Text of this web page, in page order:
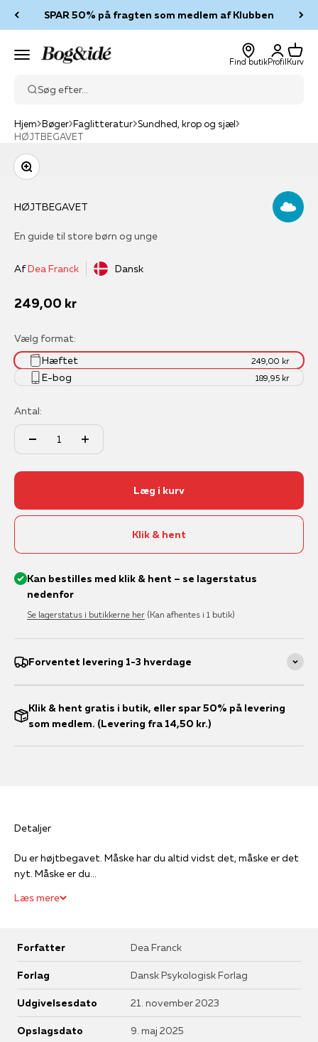
SPAR 50% på fragten som medlem af Klubben
Menu Bog & idé
Find butik
Log ind
Profil
Kurv
Kurv
Søg efter...
Hjem Bøger Faglitteratur Sundhed, krop og sjæl
HØJTBEGAVET
Zoom
HØJTBEGAVET
En guide til store børn og unge
AfDea Franck Dansk
Salgspris
249,00 kr
Vælg format:
Hæftet
249,00 kr
E-bog 189,95 kr
Antal:
Læg i kurv
Klik & hent
Kan bestilles med klik & hent – se lagerstatus
nedenfor
Se lagerstatus i butikkerne her (Kan afhentes i 1 butik)
Forventet levering 1-3 hverdage
Klik & hent gratis i butik, eller spar 50% på levering
som medlem. (Levering fra 14,50 kr.)
Detaljer
Du er højtbegavet. Måske har du altid vidst det, måske er det
nyt. Måske er du...
Læs mere
Forfatter Dea Franck
Forlag Dansk Psykologisk Forlag
Udgivelsesdato 21. november 2023
Opslagsdato 9. maj 2025